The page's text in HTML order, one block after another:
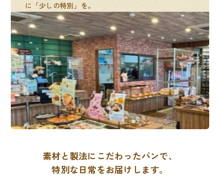
に「少しの特別」を。
素材と製法にこだわったパンで、
特別な日常をお届けします。